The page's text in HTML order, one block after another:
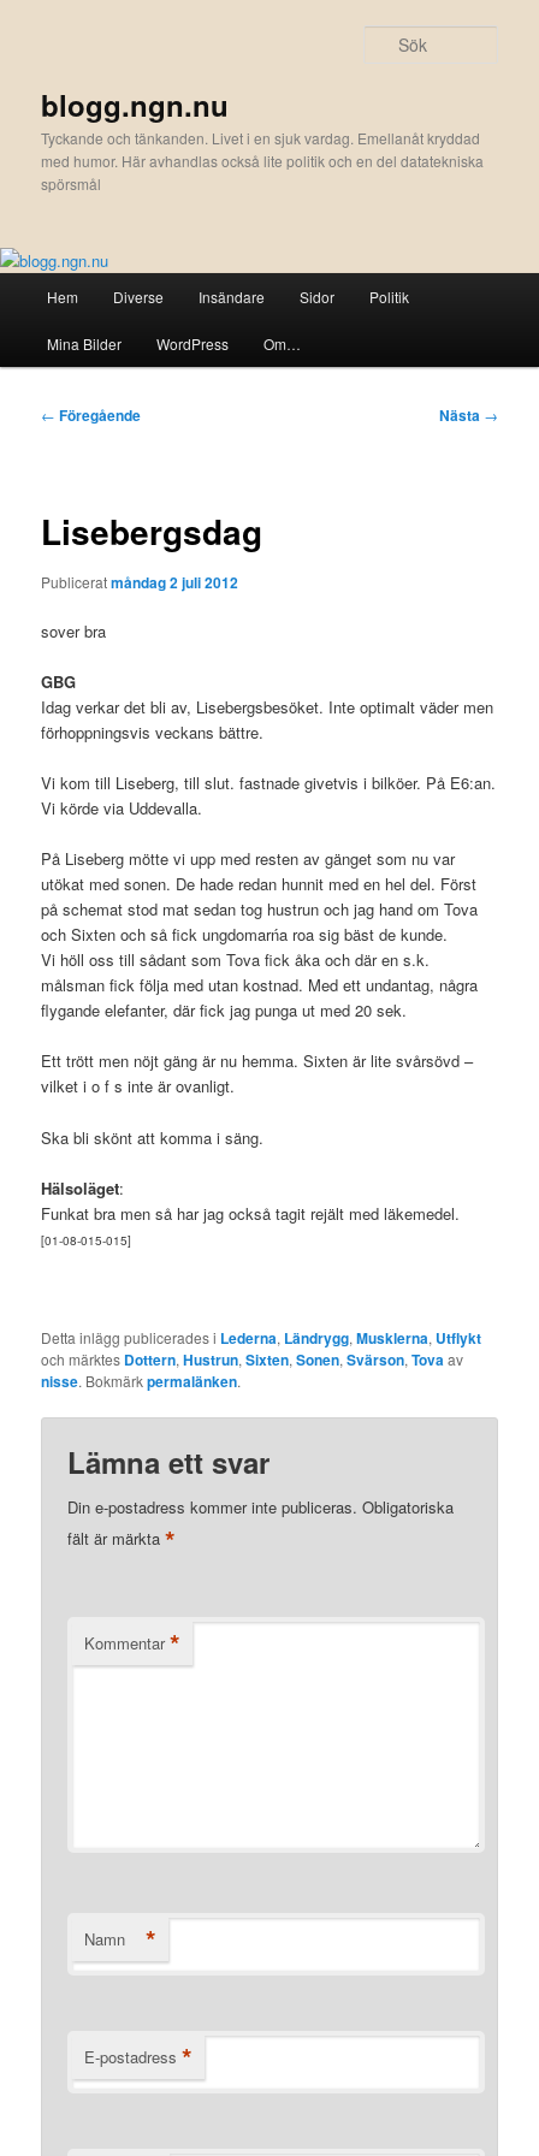
blogg.ngn.nu
Tyckande och tänkanden. Livet i en sjuk vardag. Emellanåt kryddad
med humor. Här avhandlas också lite politik och en del datatekniska
spörsmål
Hem Diverse Insändare Sidor Politik
Mina Bilder WordPress Om…
Inläggsnavigering
← Föregående Nästa →
Lisebergsdag
Publiceratmåndag 2 juli 2012
sover bra
GBG
Idag verkar det bli av, Lisebergsbesöket. Inte optimalt väder men
förhoppningsvis veckans bättre.
Vi kom till Liseberg, till slut. fastnade givetvis i bilköer. På E6:an.
Vi körde via Uddevalla.
På Liseberg mötte vi upp med resten av gänget som nu var
utökat med sonen. De hade redan hunnit med en hel del. Först
på schemat stod mat sedan tog hustrun och jag hand om Tova
och Sixten och så fick ungdomarńa roa sig bäst de kunde.
Vi höll oss till sådant som Tova fick åka och där en s.k.
målsman fick följa med utan kostnad. Med ett undantag, några
flygande elefanter, där fick jag punga ut med 20 sek.
Ett trött men nöjt gäng är nu hemma. Sixten är lite svårsövd –
vilket i o f s inte är ovanligt.
Ska bli skönt att komma i säng.
Hälsoläget:
Funkat bra men så har jag också tagit rejält med läkemedel.
[01-08-015-015]
Detta inlägg publicerades i Lederna, Ländrygg,Musklerna, Utflykt
och märktes Dottern,Hustrun,Sixten,Sonen,Svärson,Tovaav
nisse. Bokmärkpermalänken.
Lämna ett svar
Din e-postadress kommer inte publiceras. Obligatoriska
fält är märkta*
Kommentar *
Namn *
E-postadress *